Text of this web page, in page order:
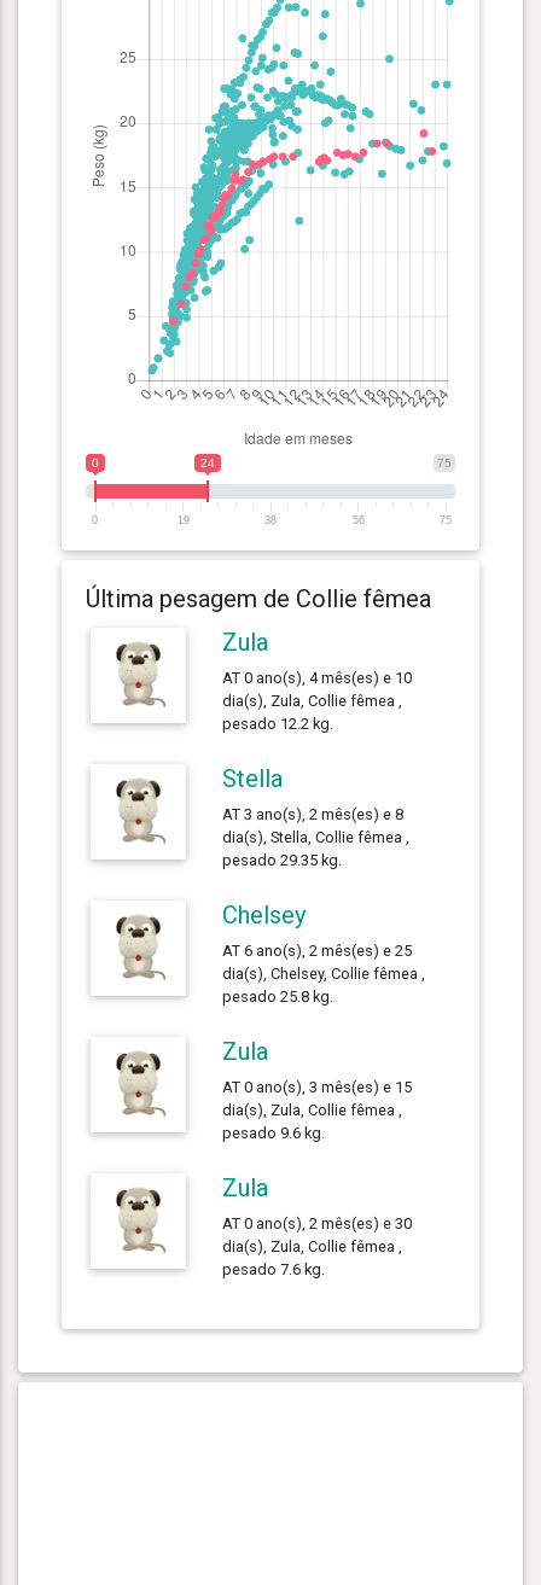
75
0 24
0 19 38 56 75
Última pesagem de Collie fêmea
Zula
AT 0 ano(s), 4 mês(es) e 10
dia(s), Zula, Collie fêmea ,
pesado 12.2 kg.
Stella
AT 3 ano(s), 2 mês(es) e 8
dia(s), Stella, Collie fêmea ,
pesado 29.35 kg.
Chelsey
AT 6 ano(s), 2 mês(es) e 25
dia(s), Chelsey, Collie fêmea ,
pesado 25.8 kg.
Zula
AT 0 ano(s), 3 mês(es) e 15
dia(s), Zula, Collie fêmea ,
pesado 9.6 kg.
Zula
AT 0 ano(s), 2 mês(es) e 30
dia(s), Zula, Collie fêmea ,
pesado 7.6 kg.